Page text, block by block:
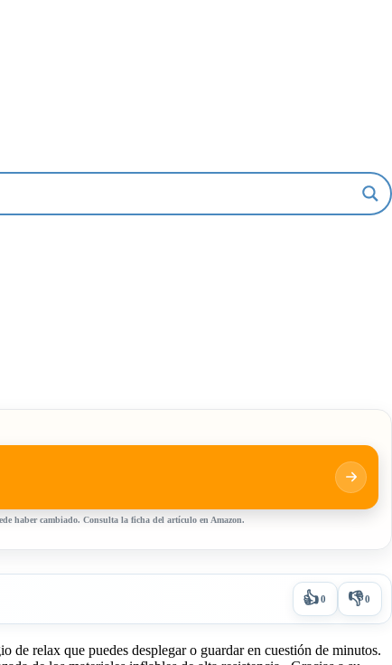
haber cambiado. Consulta la ficha del artículo en Amazon.
👍0 👎0
relax que puedes desplegar o guardar en cuestión de minutos.